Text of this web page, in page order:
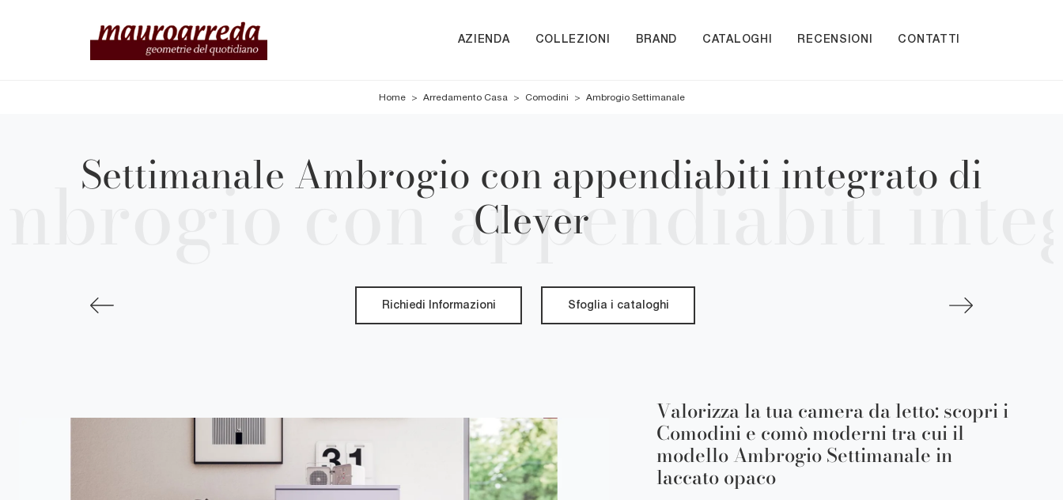
AZIENDA COLLEZIONI BRAND CATALOGHI RECENSIONI CONTATTI
Home > Arredamento Casa > Comodini > Ambrogio Settimanale
Settimanale Ambrogio con appendiabiti integrato di
Clever
Richiedi Informazioni Sfoglia i cataloghi
Valorizza la tua camera da letto: scopri i
Comodini e comò moderni tra cui il
modello Ambrogio Settimanale in
laccato opaco